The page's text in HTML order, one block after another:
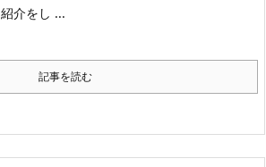
紹介をし ...
記事を読む